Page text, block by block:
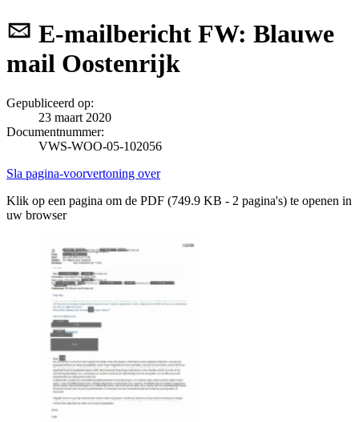
E-mailbericht FW: Blauwe
mail Oostenrijk
Gepubliceerd op:
23 maart 2020
Documentnummer:
VWS-WOO-05-102056
Sla pagina-voorvertoning over
Klik op een pagina om de PDF (749.9 KB - 2 pagina's) te openen in
uw browser